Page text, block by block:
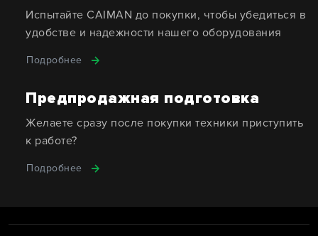
Испытайте CAIMAN до покупки, чтобы убедиться в
удобстве и надежности нашего оборудования
Подробнее
Предпродажная подготовка
Желаете сразу после покупки техники приступить
к работе?
Подробнее